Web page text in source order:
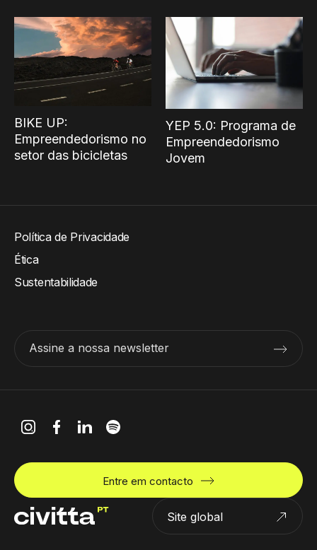
BIKE UP:
Empreendedorismo no
setor das bicicletas
YEP 5.0: Programa de
Empreendedorismo
Jovem
Assine a nossa newsletter
Política de Privacidade
Ética
Sustentabilidade
Site global
Entre em contacto